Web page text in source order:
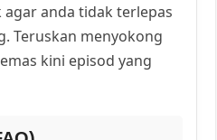
anda tidak terlepas
Teruskan menyokong
kini episod yang